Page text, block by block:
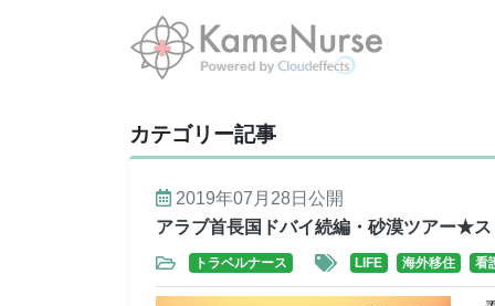
カテゴリー記事
2019年07月28日 公開
アラブ首長国ドバイ続編・砂漠ツアー★
トラベルナース LIFE 海外移住 看